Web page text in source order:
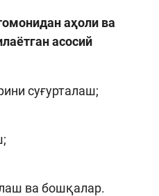
аҳоли ва
асосий
суғурталаш;
ва бошқалар.